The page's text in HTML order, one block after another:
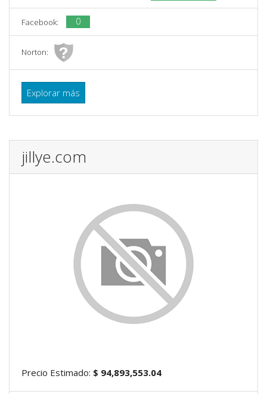
Facebook: 0
Norton:
Explorar más
jillye.com
Precio Estimado: $ 94,893,553.04